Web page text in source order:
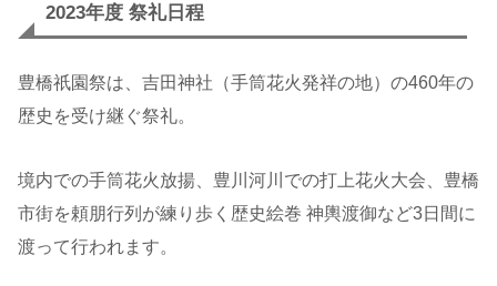
2023年度 祭礼日程
豊橋祇園祭は、吉田神社（手筒花火発祥の地）の460年の
歴史を受け継ぐ祭礼。
境内での手筒花火放揚、豊川河川での打上花火大会、豊橋
市街を頼朋行列が練り歩く歴史絵巻 神輿渡御など3日間に
渡って行われます。